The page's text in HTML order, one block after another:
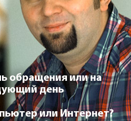
обращения или на
день
или Интернет?